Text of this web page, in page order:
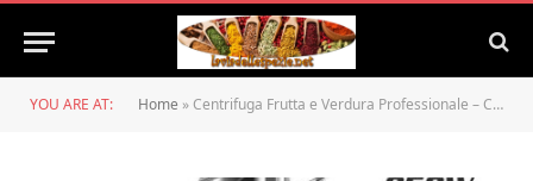
YOU ARE AT: Home » Centrifuga Frutta e Verdura Professionale – Centrifugatore Estrattore, Grande Potenza (850 W) e 2 Velocità – Centrifughe Estratti e Succhi Rigeneranti Apertura Larga (75 mm), Base Anti-Scivolo e CE